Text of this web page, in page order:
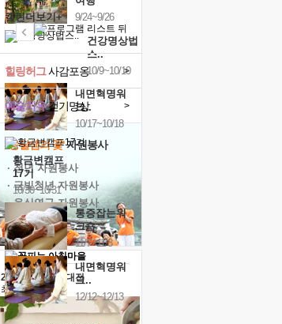
9/24~9/26
건강명상법
스..
10/9~10/10
내면혁명워
크..
10/17~10/18
황금변캠프
17기
10/30~10/31
통증잡는워
크숍
11/7~11/8
내면혁명워
크..
12/12~12/13
캘린더보기+
예술치유걷기명상 >
힐링허그사감포옹 >
'옹달샘의 꽃'자원봉사
· 청년 자원봉사
· 금빛청년 자원봉사
· 음식연구 자원봉사
2026 말복 보양대전
최대74%할인